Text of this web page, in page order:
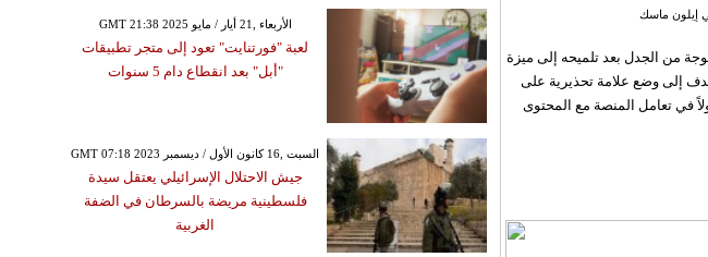
إيلون ماسك
من الجدل بعد تلميحه إلى ميزة
إلى وضع علامة تحذيرية على
في تعامل المنصة مع المحتوى
GMT 21:38 2025 الأربعاء ,21 أيار / مايو
لعبة "فورتنايت" تعود إلى متجر تطبيقات
"أبل" بعد انقطاع دام 5 سنوات
GMT 07:18 2023 السبت ,16 كانون الأول / ديسمبر
جيش الاحتلال الإسرائيلي يعتقل سيدة
فلسطينية مريضة بالسرطان في الضفة
الغربية